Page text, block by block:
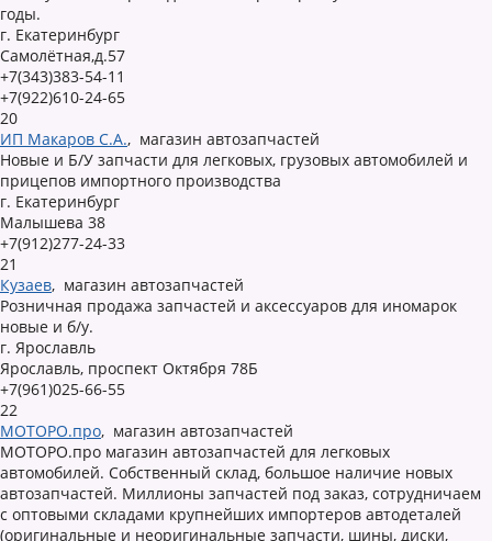
годы.
г. Екатеринбург
Самолётная,д.57
+7(343)383-54-11
+7(922)610-24-65
20
ИП Макаров С.А., магазин автозапчастей
Новые и Б/У запчасти для легковых, грузовых автомобилей и
прицепов импортного производства
г. Екатеринбург
Малышева 38
+7(912)277-24-33
21
Кузаев, магазин автозапчастей
Розничная продажа запчастей и аксессуаров для иномарок
новые и б/у.
г. Ярославль
Ярославль, проспект Октября 78Б
+7(961)025-66-55
22
МОТОРО.про, магазин автозапчастей
МОТОРО.про магазин автозапчастей для легковых
автомобилей. Собственный склад, большое наличие новых
автозапчастей. Миллионы запчастей под заказ, сотрудничаем
с оптовыми складами крупнейших импортеров автодеталей
(оригинальные и неоригинальные запчасти, шины, диски,